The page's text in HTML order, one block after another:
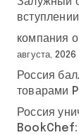
компания
августа, 2026
Россия
товарами
Россия
BookChef: